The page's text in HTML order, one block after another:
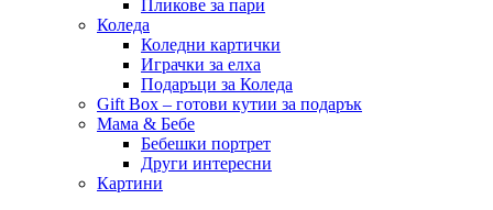
Пликове за пари
Коледа
Коледни картички
Играчки за елха
Подаръци за Коледа
Gift Box – готови кутии за подарък
Мама & Бебе
Бебешки портрет
Други интересни
Картини